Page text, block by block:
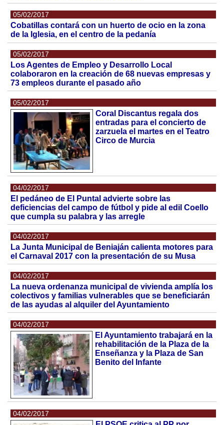
05/02/2017
Cobatillas contará con un huerto de ocio en la zona
de la Iglesia, en el centro de la pedanía
05/02/2017
Los Agentes de Empleo y Desarrollo Local
colaboraron en la creación de 68 nuevas empresas y
73 empleos durante el pasado año
05/02/2017
Coral Discantus regala dos
entradas para el concierto de
zarzuela el martes en el Teatro
Circo de Murcia
04/02/2017
El pedáneo de El Puntal advierte sobre las
deficiencias del campo de fútbol y pide al edil Coello
que cumpla su palabra y las arregle
04/02/2017
La Junta Municipal de Beniaján calienta motores para
el Carnaval 2017 con la presentación de su Musa
04/02/2017
La nueva ordenanza municipal de vivienda amplía los
colectivos y familias vulnerables que se beneficiarán
de las ayudas al alquiler del Ayuntamiento
04/02/2017
El Ayuntamiento trabajará en la
rehabilitación de la Plaza de la
Enseñanza y la Plaza de San
Benito del Infante
04/02/2017